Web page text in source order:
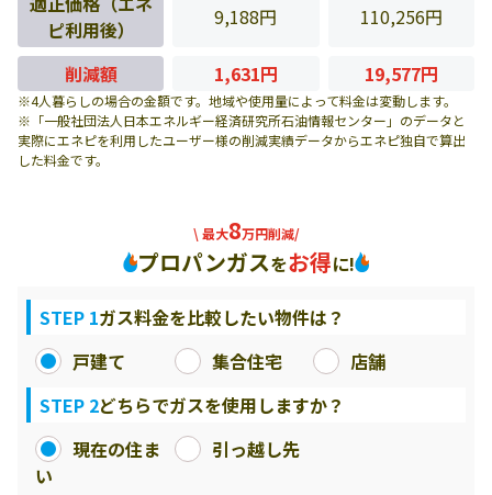
ピ利用後）
9,188円 110,256円
削減額 1,631円 19,577円
※4人暮らしの場合の金額です。地域や使用量によって料金は変動します。
※「一般社団法人日本エネルギー経済研究所石油情報センター」のデータと
実際にエネピを利用したユーザー様の削減実績データからエネピ独自で算出
した料金です。
\ 最大8万円削減/
プロパンガスをお得に!
STEP 1ガス料金を比較したい物件は？
戸建て
集合住宅
店舗
STEP 2どちらでガスを使用しますか？
現在の住ま
い
引っ越し先